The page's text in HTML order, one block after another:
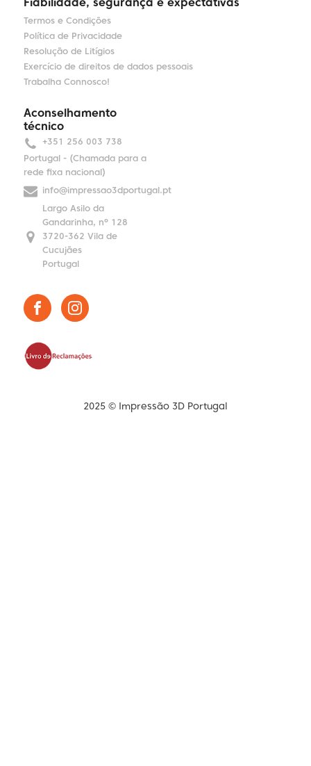
Fiabilidade, segurança e expectativas
Termos e Condições
Política de Privacidade
Resolução de Litígios
Exercício de direitos de dados pessoais
Trabalha Connosco!
Aconselhamento
técnico
+351 256 003 738
Portugal - (Chamada para a
rede fixa nacional)
info@impressao3dportugal.pt
Largo Asilo da
Gandarinha, nº 128
3720-362 Vila de
Cucujães
Portugal
2025 © Impressão 3D Portugal